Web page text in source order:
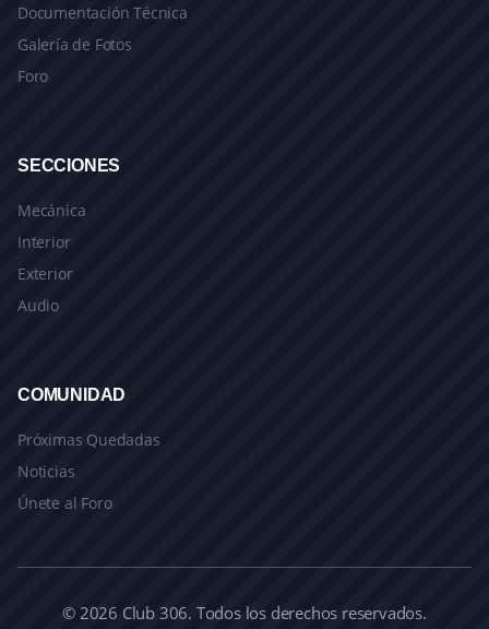
Documentación Técnica
Galería de Fotos
Foro
SECCIONES
Mecánica
Interior
Exterior
Audio
COMUNIDAD
Próximas Quedadas
Noticias
Únete al Foro
© 2026 Club 306. Todos los derechos reservados.